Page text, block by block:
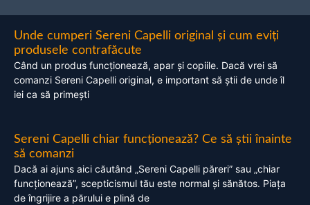
Unde cumperi Sereni Capelli original și cum eviți
produsele contrafăcute
Când un produs funcționează, apar și copiile. Dacă vrei să
comanzi Sereni Capelli original, e important să știi de unde îl
iei ca să primești
Sereni Capelli chiar funcționează? Ce să știi înainte
să comanzi
Dacă ai ajuns aici căutând „Sereni Capelli păreri” sau „chiar
funcționează”, scepticismul tău este normal și sănătos. Piața
de îngrijire a părului e plină de